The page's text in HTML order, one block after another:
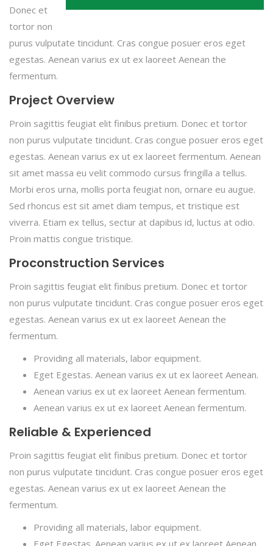
Donec et
tortor non
purus vulputate tincidunt. Cras congue posuer eros eget
egestas. Aenean varius ex ut ex laoreet Aenean the
fermentum.
Project Overview
Proin sagittis feugiat elit finibus pretium. Donec et tortor
non purus vulputate tincidunt. Cras congue posuer eros eget
egestas. Aenean varius ex ut ex laoreet fermentum. Aenean
sit amet massa eu velit commodo cursus fringilla a tellus.
Morbi eros urna, mollis porta feugiat non, ornare eu augue.
Sed rhoncus est sit amet diam tempus, et tristique est
viverra. Etiam ex tellus, sectur at dapibus id, luctus at odio.
Proin mattis congue tristique.
Proconstruction Services
Proin sagittis feugiat elit finibus pretium. Donec et tortor
non purus vulputate tincidunt. Cras congue posuer eros eget
egestas. Aenean varius ex ut ex laoreet Aenean the
fermentum.
Providing all materials, labor equipment.
Eget Egestas. Aenean varius ex ut ex laoreet Aenean.
Aenean varius ex ut ex laoreet Aenean fermentum.
Aenean varius ex ut ex laoreet Aenean fermentum.
Reliable & Experienced
Proin sagittis feugiat elit finibus pretium. Donec et tortor
non purus vulputate tincidunt. Cras congue posuer eros eget
egestas. Aenean varius ex ut ex laoreet Aenean the
fermentum.
Providing all materials, labor equipment.
Eget Egestas. Aenean varius ex ut ex laoreet Aenean.